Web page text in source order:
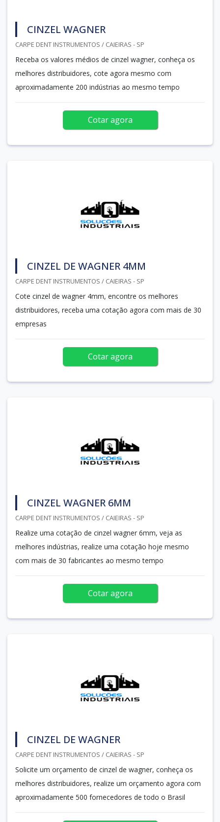
CINZEL WAGNER
CARPE DENT INSTRUMENTOS / CAIEIRAS - SP
Receba os valores médios de cinzel wagner, conheça os
melhores distribuidores, cote agora mesmo com
aproximadamente 200 indústrias ao mesmo tempo
Cotar agora
CINZEL DE WAGNER 4MM
CARPE DENT INSTRUMENTOS / CAIEIRAS - SP
Cote cinzel de wagner 4mm, encontre os melhores
distribuidores, receba uma cotação agora com mais de 30
empresas
Cotar agora
CINZEL WAGNER 6MM
CARPE DENT INSTRUMENTOS / CAIEIRAS - SP
Realize uma cotação de cinzel wagner 6mm, veja as
melhores indústrias, realize uma cotação hoje mesmo
com mais de 30 fabricantes ao mesmo tempo
Cotar agora
CINZEL DE WAGNER
CARPE DENT INSTRUMENTOS / CAIEIRAS - SP
Solicite um orçamento de cinzel de wagner, conheça os
melhores distribuidores, realize um orçamento agora com
aproximadamente 500 fornecedores de todo o Brasil